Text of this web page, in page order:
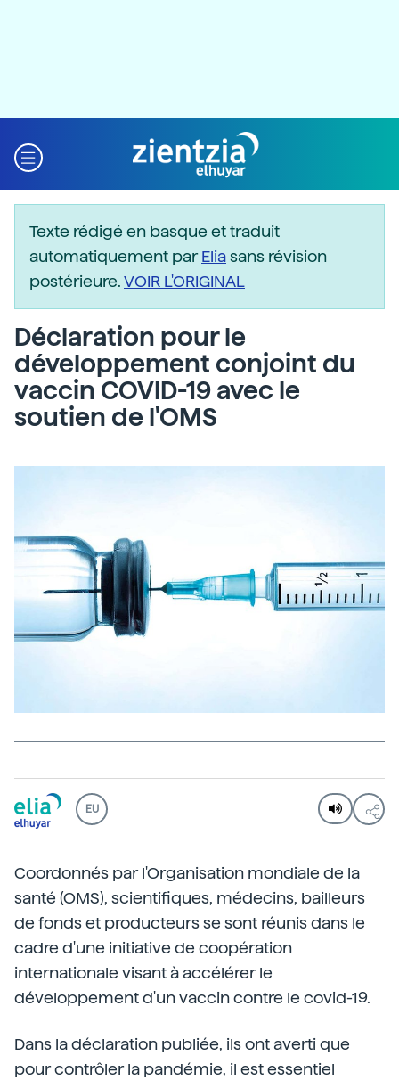
Texte rédigé en basque et traduit
automatiquement parEliasans révision
postérieure.VOIR L'ORIGINAL
Déclaration pour le
développement conjoint du
vaccin COVID-19 avec le
soutien de l'OMS
EU
Coordonnés par l'Organisation mondiale de la
santé (OMS), scientifiques, médecins, bailleurs
de fonds et producteurs se sont réunis dans le
cadre d'une initiative de coopération
internationale visant à accélérer le
développement d'un vaccin contre le covid-19.
Dans la déclaration publiée, ils ont averti que
pour contrôler la pandémie, il est essentiel